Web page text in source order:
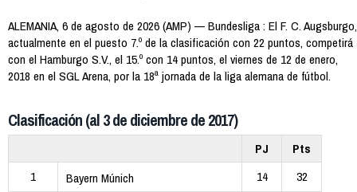
ALEMANIA, 6 de agosto de 2026 (AMP) — Bundesliga : El F. C. Augsburgo,
actualmente en el puesto 7.º de la clasificación con 22 puntos, competirá
con el Hamburgo S.V., el 15.º con 14 puntos, el viernes de 12 de enero,
2018 en el SGL Arena, por la 18ª jornada de la liga alemana de fútbol.
Clasificación (al 3 de diciembre de 2017)
PJ
Pts
1
Bayern Múnich 14
32